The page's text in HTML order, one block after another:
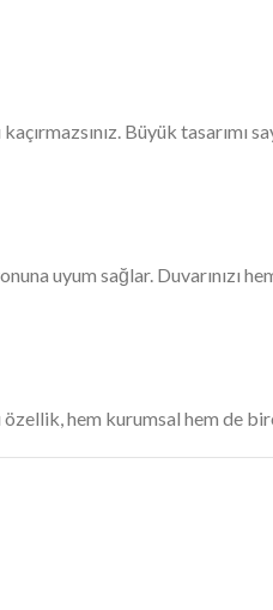
Büyük tasarımı
uyum sağlar. Duvarınızı
hem kurumsal hem de